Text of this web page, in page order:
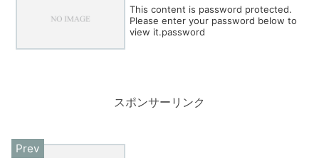
This content is password protected.
Please enter your password below to
view it.password
スポンサーリンク